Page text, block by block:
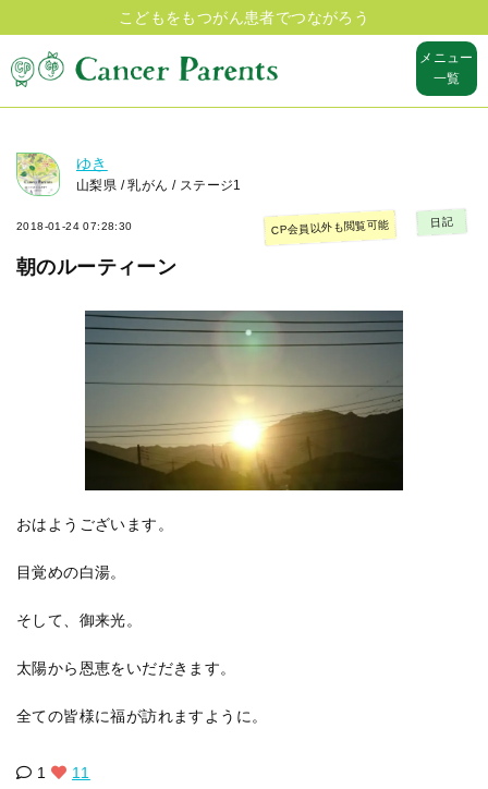
こどもをもつがん患者でつながろう
メニュー
一覧
ゆき
山梨県 / 乳がん / ステージ1
2018-01-24 07:28:30
朝のルーティーン
CP会員以外も閲覧可能 日記
おはようございます。
目覚めの白湯。
そして、御来光。
太陽から恩恵をいだだきます。
全ての皆様に福が訪れますように。
1 11